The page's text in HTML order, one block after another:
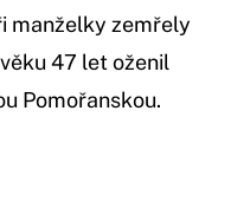
manželky zemřely
47 let oženil
Pomořanskou.